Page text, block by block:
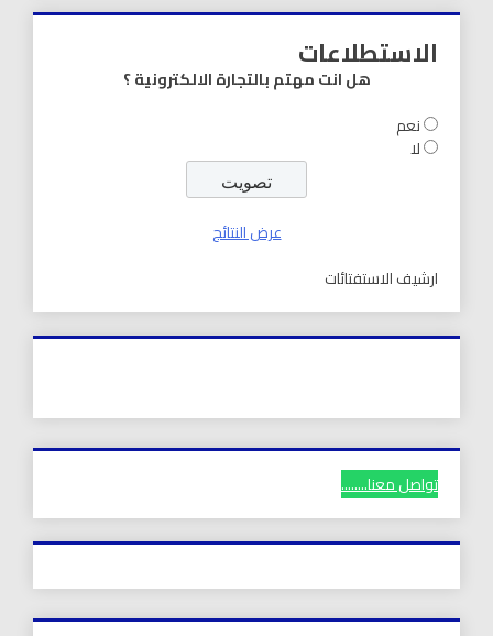
الاستطلاعات
هل انت مهتم بالتجارة الالكترونية ؟
نعم
لا
عرض النتائج
ارشيف الاستفتائات
تواصل معنا........